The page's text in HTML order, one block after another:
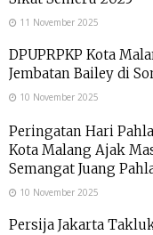
11 November 2025
DPUPRPKP Kota
Jembatan Bailey di
10 November 2025
Peringatan Hari
Kota Malang Ajak
Semangat Juang
10 November 2025
Persija Jakarta